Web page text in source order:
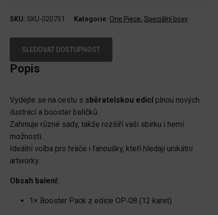
SKU: SKU-020751 Kategorie: One Piece, Speciální boxy
SLEDOVAT DOSTUPNOST
Popis
Vydejte se na cestu s sběratelskou edicíplnou nových
ilustrací a booster balíčků.
Zahrnuje různé sady, takže rozšíří vaši sbírku i herní
možnosti.
Ideální volba pro hráče i fanoušky, kteří hledají unikátní
artworky.
Obsah balení:
1× Booster Pack z edice OP‑08 (12 karet)